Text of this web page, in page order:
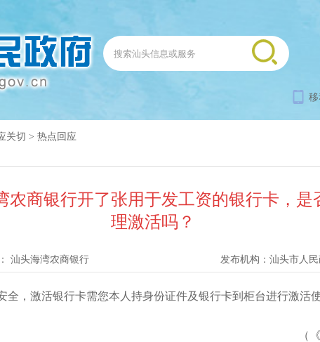
移
关切 > 热点回应
农商银行开了张用于发工资的银行卡，
理激活吗？
汕头海湾农商银行 发布机构： 汕头市人
，激活银行卡需您本人持身份证件及银行卡到柜台进行激活
（